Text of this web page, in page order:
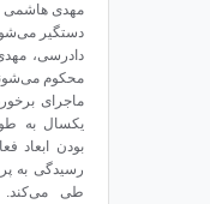
دستگیر
دادرسی،
محکوم
ماجرای
یکسال به
بودن ابعاد
رسیدگی به
طی می‌کند.